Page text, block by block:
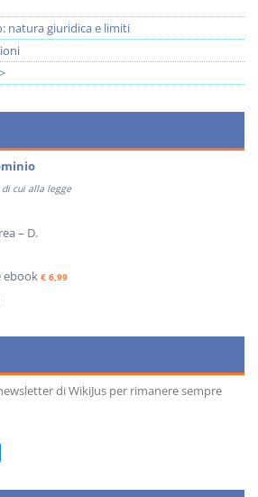
natura giuridica e limiti
cui alla legge
– D.
ebook € 6,99
di WikiJus per rimanere sempre